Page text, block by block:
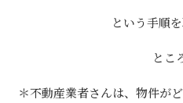
という手順を
とこ
＊不動産業者さんは、物件が